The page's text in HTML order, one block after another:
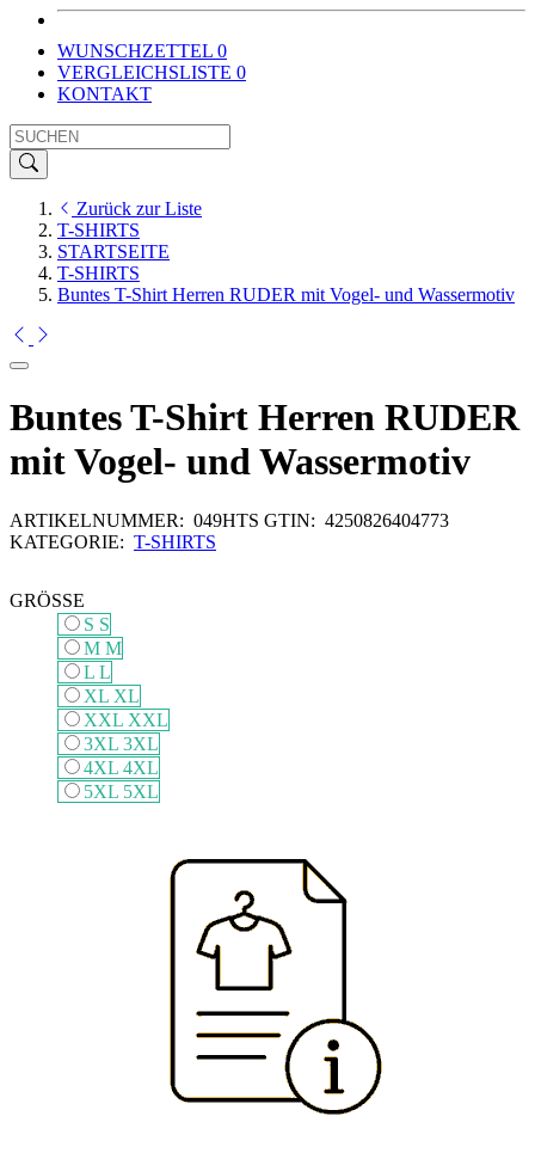
WUNSCHZETTEL 0
VERGLEICHSLISTE 0
KONTAKT
Zurück zur Liste
T-SHIRTS
STARTSEITE
T-SHIRTS
Buntes T-Shirt Herren RUDER mit Vogel- und Wassermotiv
Buntes T-Shirt Herren RUDER
mit Vogel- und Wassermotiv
ARTIKELNUMMER: 049HTS GTIN: 4250826404773
KATEGORIE: T-SHIRTS
GRÖSSE
S S
M M
L L
XL XL
XXL XXL
3XL 3XL
4XL 4XL
5XL 5XL